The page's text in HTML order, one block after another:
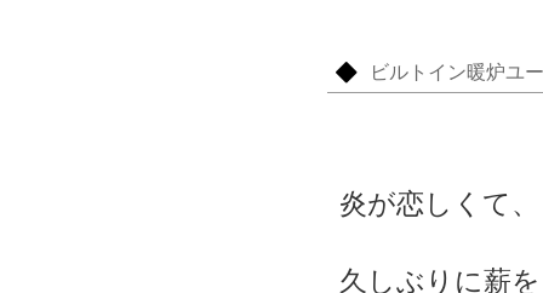
ビルトイン暖炉ユ
炎が恋しくて、
久しぶりに薪